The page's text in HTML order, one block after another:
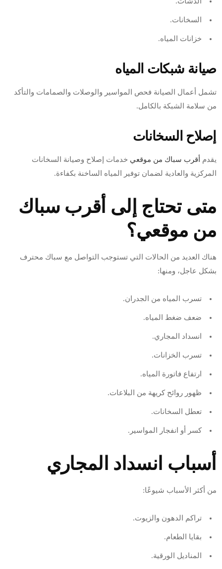
السخانات.
خزانات المياه.
صيانة شبكات المياه
تشمل أعمال الصيانة فحص المواسير والوصلات والصمامات والتأكد
من سلامة الشبكة بالكامل.
إصلاح السخانات
يقدم أقرب سباك من موقعي خدمات إصلاح وصيانة السخانات
المركزية والعادية لضمان توفير المياه الساخنة بكفاءة.
متى تحتاج إلى أقرب سباك
من موقعي؟
هناك العديد من الحالات التي تستوجب التواصل مع سباك محترف
بشكل عاجل، ومنها:
تسرب المياه من الجدران.
ضعف ضغط المياه.
انسداد المجاري.
تسرب الخزانات.
ارتفاع فاتورة المياه.
ظهور روائح كريهة من البلاعات.
تعطل السخانات.
كسر أو انفجار المواسير.
أسباب انسداد المجاري
من أكثر الأسباب شيوعًا:
تراكم الدهون والزيوت.
بقايا الطعام.
المناديل الورقية.